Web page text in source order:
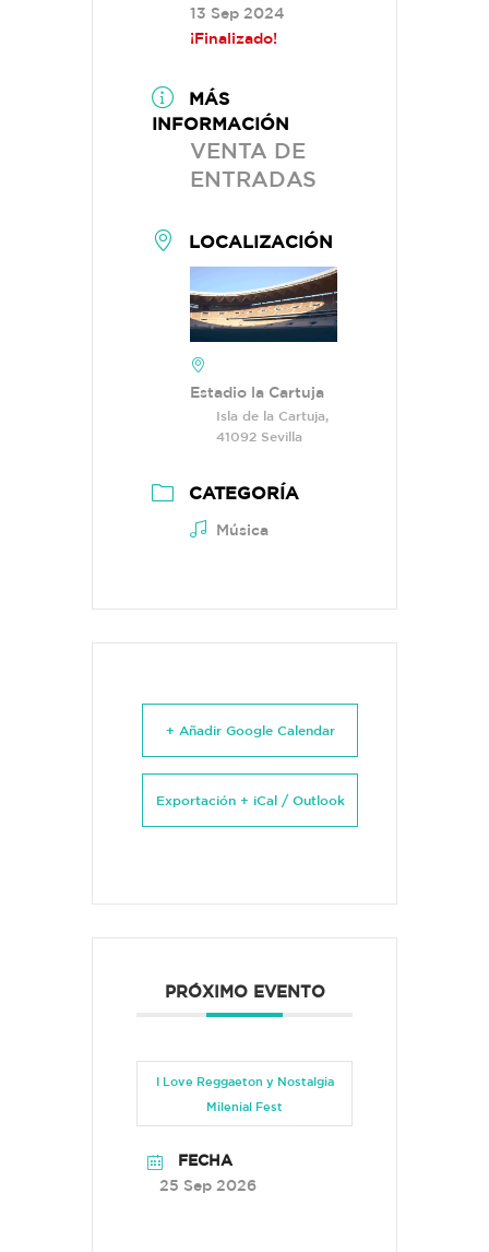
13 Sep 2024
¡Finalizado!
MÁS
INFORMACIÓN
VENTA DE
ENTRADAS
LOCALIZACIÓN
Estadio la Cartuja
Isla de la Cartuja,
41092 Sevilla
CATEGORÍA
Música
+ Añadir Google Calendar
Exportación + iCal / Outlook
PRÓXIMO EVENTO
I Love Reggaeton y Nostalgia
Milenial Fest
FECHA
25 Sep 2026